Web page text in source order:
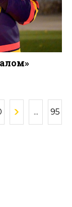
... 95